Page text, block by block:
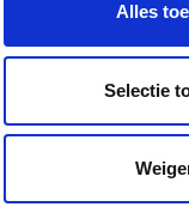
Alles
Selectie